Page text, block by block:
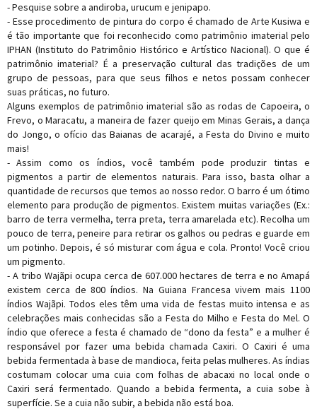
- Pesquise sobre a andiroba, urucum e jenipapo.
- Esse procedimento de pintura do corpo é chamado de Arte Kusiwa e
é tão importante que foi reconhecido como patrimônio imaterial pelo
IPHAN (Instituto do Patrimônio Histórico e Artístico Nacional). O que é
patrimônio imaterial? É a preservação cultural das tradições de um
grupo de pessoas, para que seus filhos e netos possam conhecer
suas práticas, no futuro.
Alguns exemplos de patrimônio imaterial são as rodas de Capoeira, o
Frevo, o Maracatu, a maneira de fazer queijo em Minas Gerais, a dança
do Jongo, o ofício das Baianas de acarajé, a Festa do Divino e muito
mais!
- Assim como os índios, você também pode produzir tintas e
pigmentos a partir de elementos naturais. Para isso, basta olhar a
quantidade de recursos que temos ao nosso redor. O barro é um ótimo
elemento para produção de pigmentos. Existem muitas variações (Ex.:
barro de terra vermelha, terra preta, terra amarelada etc). Recolha um
pouco de terra, peneire para retirar os galhos ou pedras e guarde em
um potinho. Depois, é só misturar com água e cola. Pronto! Você criou
um pigmento.
- A tribo Wajãpi ocupa cerca de 607.000 hectares de terra e no Amapá
existem cerca de 800 índios. Na Guiana Francesa vivem mais 1100
índios Wajãpi. Todos eles têm uma vida de festas muito intensa e as
celebrações mais conhecidas são a Festa do Milho e Festa do Mel. O
índio que oferece a festa é chamado de “dono da festa” e a mulher é
responsável por fazer uma bebida chamada Caxiri. O Caxiri é uma
bebida fermentada à base de mandioca, feita pelas mulheres. As índias
costumam colocar uma cuia com folhas de abacaxi no local onde o
Caxiri será fermentado. Quando a bebida fermenta, a cuia sobe à
superfície. Se a cuia não subir, a bebida não está boa.